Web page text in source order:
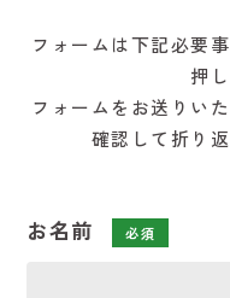
フォームは下記必要
押
フォームをお送りい
確認して折り
お名前 必須